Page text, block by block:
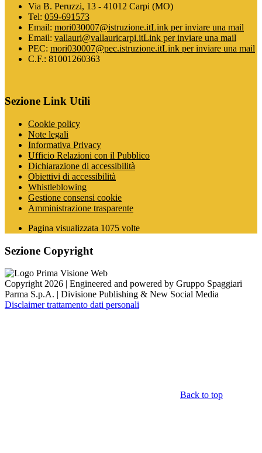
Via B. Peruzzi, 13 - 41012 Carpi (MO)
Tel: 059-691573
Email: mori030007@istruzione.itLink per inviare una mail
Email: vallauri@vallauricarpi.itLink per inviare una mail
PEC: mori030007@pec.istruzione.itLink per inviare una mail
C.F.: 81001260363
Sezione Link Utili
Cookie policy
Note legali
Informativa Privacy
Ufficio Relazioni con il Pubblico
Dichiarazione di accessibilità
Obiettivi di accessibilità
Whistleblowing
Gestione consensi cookie
Amministrazione trasparente
Pagina visualizzata 1075 volte
Sezione Copyright
Copyright 2026 | Engineered and powered by Gruppo Spaggiari
Parma S.p.A. | Divisione Publishing & New Social Media
Disclaimer trattamento dati personali
Back to top